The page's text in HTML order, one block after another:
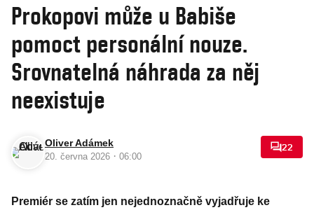
Prokopovi může u Babiše
pomoct personální nouze.
Srovnatelná náhrada za něj
neexistuje
Oliver Adámek
20. června 2026 · 06:00
22
Premiér se zatím jen nejednoznačně vyjadřuje ke